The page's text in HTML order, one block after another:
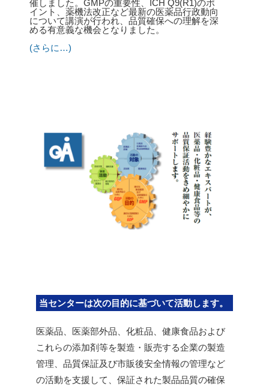
催しました。GMPの重要性、ICH Q9(R1)のポ
イント、薬機法改正など最新の医薬品行政動向
について講演が行われ、品質確保への理解を深
める有意義な機会となりました。
(さらに…)
当センターは次の目的に基づいて活動します。
医薬品、医薬部外品、化粧品、健康食品および
これらの添加剤等を製造・販売する企業の製造
管理、品質保証及び市販後安全情報の管理など
の活動を支援して、保証された製品品質の確保